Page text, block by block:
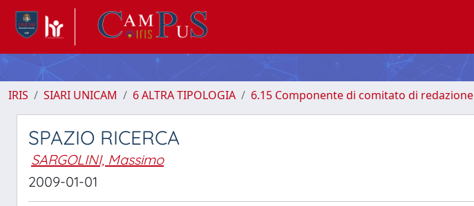
IRIS SIARI UNICAM 6 ALTRA TIPOLOGIA 6.15 Componente di comitato di redazione
SPAZIO RICERCA
SARGOLINI, Massimo
2009-01-01